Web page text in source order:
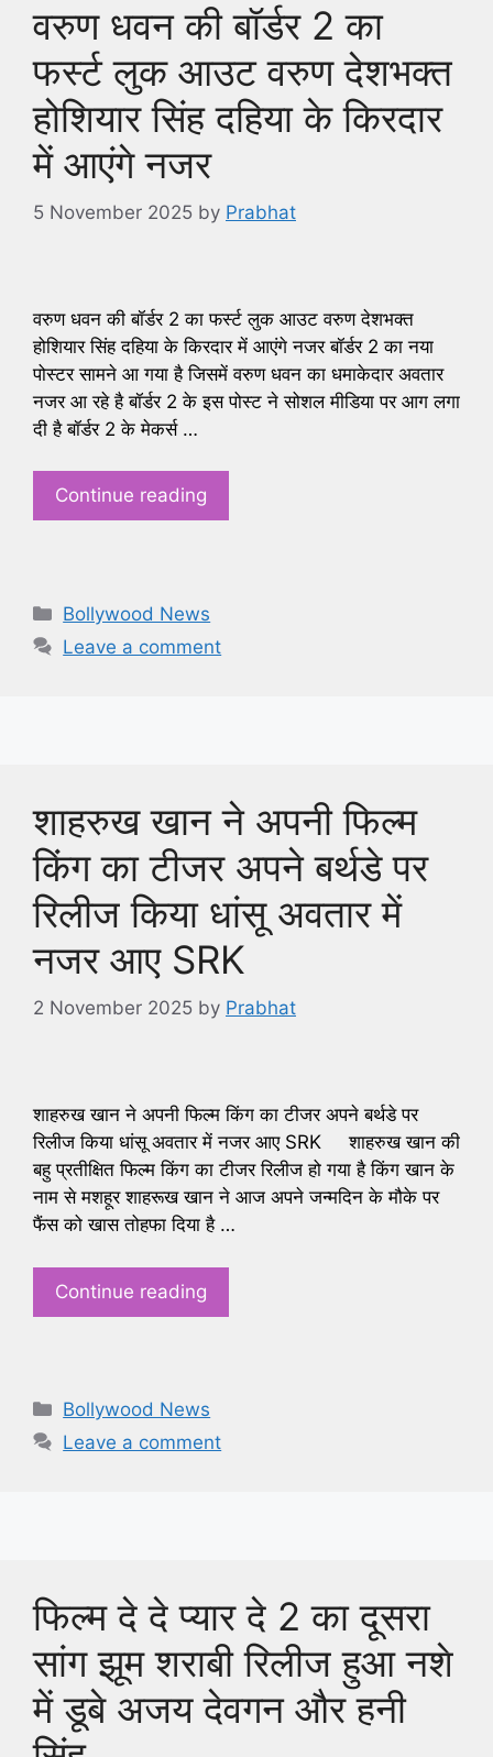
वरुण धवन की बॉर्डर 2 का
फर्स्ट लुक आउट वरुण देशभक्त
होशियार सिंह दहिया के किरदार
में आएंगे नजर
5 November 2025 by Prabhat
वरुण धवन की बॉर्डर 2 का फर्स्ट लुक आउट वरुण देशभक्त
होशियार सिंह दहिया के किरदार में आएंगे नजर बॉर्डर 2 का नया
पोस्टर सामने आ गया है जिसमें वरुण धवन का धमाकेदार अवतार
नजर आ रहे है बॉर्डर 2 के इस पोस्ट ने सोशल मीडिया पर आग लगा
दी है बॉर्डर 2 के मेकर्स …
Continue reading
Categories
Bollywood News
Leave a comment
शाहरुख खान ने अपनी फिल्म
किंग का टीजर अपने बर्थडे पर
रिलीज किया धांसू अवतार में
नजर आए SRK
2 November 2025 by Prabhat
शाहरुख खान ने अपनी फिल्म किंग का टीजर अपने बर्थडे पर
रिलीज किया धांसू अवतार में नजर आए SRK शाहरुख खान की
बहु प्रतीक्षित फिल्म किंग का टीजर रिलीज हो गया है किंग खान के
नाम से मशहूर शाहरूख खान ने आज अपने जन्मदिन के मौके पर
फैंस को खास तोहफा दिया है …
Continue reading
Categories
Bollywood News
Leave a comment
फिल्म दे दे प्यार दे 2 का दूसरा
सांग झूम शराबी रिलीज हुआ नशे
में डूबे अजय देवगन और हनी